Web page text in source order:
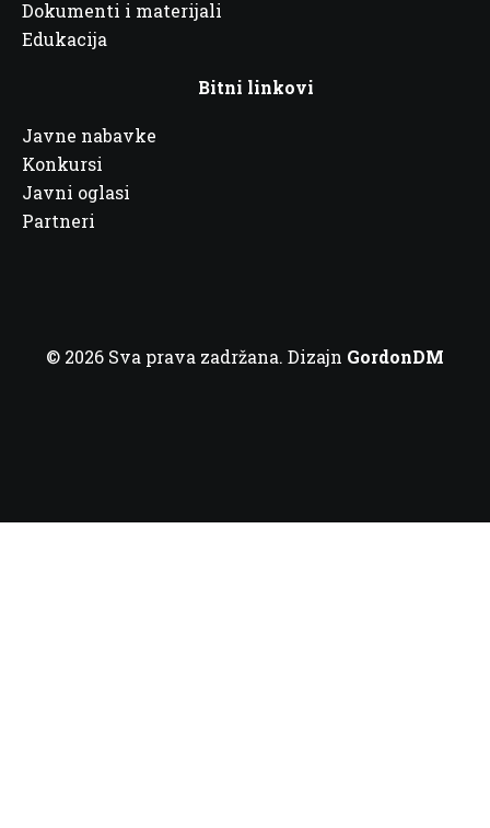
Dokumenti i materijali
Edukacija
Bitni linkovi
Javne nabavke
Konkursi
Javni oglasi
Partneri
© 2026 Sva prava zadržana. Dizajn GordonDM